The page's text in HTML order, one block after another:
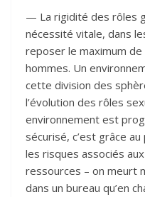
— La rigidité des rôles
nécessité vitale, dans
reposer le maximum
hommes. Un
cette division des
l’évolution des rôles
environnement est
sécurisé, c’est grâce
les risques associés
ressources – on meurt
dans un bureau qu’en